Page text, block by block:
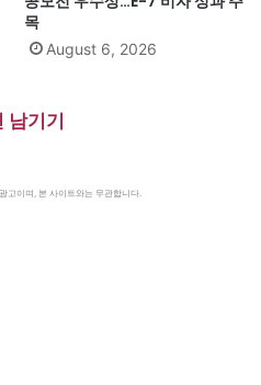
목
August 6, 2026
남기기
고이며, 본 사이트와는 무관합니다.